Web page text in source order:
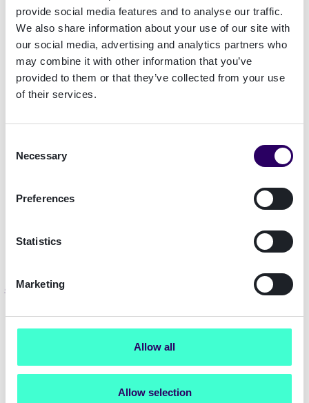
provide social media features and to analyse our traffic.
We also share information about your use of our site with
our social media, advertising and analytics partners who
may combine it with other information that you’ve
provided to them or that they’ve collected from your use
of their services.
Selection
Necessary
Preferences
Statistics
Marketing
Allow all
Allow selection
proces voor identiteitsverificatie. Rabo
eBusiness is bovendien de enige provider waarbij
cliënten voor digitale onboarding, aanmelding en
ondertekening gebruik kunnen maken van nieuwe
digitale identificatiemethoden zoals iDIN, een
door de banken ontwikkelde elektronische ID in
ANVA was in staat om het authenticatieplatform
met behulp van één API in Safebay te integreren.
eenvoudig met hun bestaande iDIN-gegevens
zeggen.
De resultaten
ANVA gemerkt dat klanten onmiddellijk voordeel
daling in kosten en tijd verschilt per type proces
en per type klant. Om dit aan te tonen nemen we